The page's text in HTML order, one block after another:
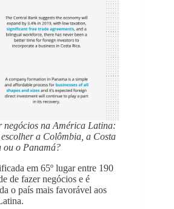
negócios na América Latina:
a Colômbia, a Costa
ou o Panamá?
em 65º lugar entre 190
de fazer negócios e é
o país mais favorável aos